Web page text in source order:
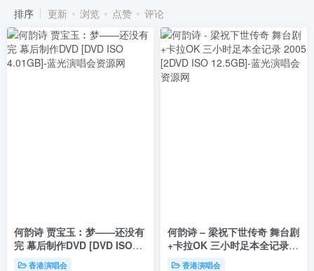
排序 更新 浏览 点赞 评论
何韵诗 贾宝玉︰梦——还没有
完 幕后制作DVD [DVD ISO
4.01GB]
香港演唱会
何韵诗 – 梁祝下世传奇 舞台剧
+卡拉OK 三小时足本全记录
2005 [2DVD ISO 12.5GB]
香港演唱会